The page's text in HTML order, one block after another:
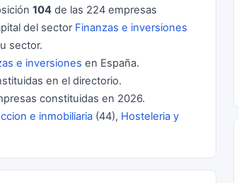
104 de las 224 empresas
del sector Finanzas e inversiones
sector.
e inversiones en España.
en el directorio.
constituidas en 2026.
e inmobiliaria (44), Hosteleria y